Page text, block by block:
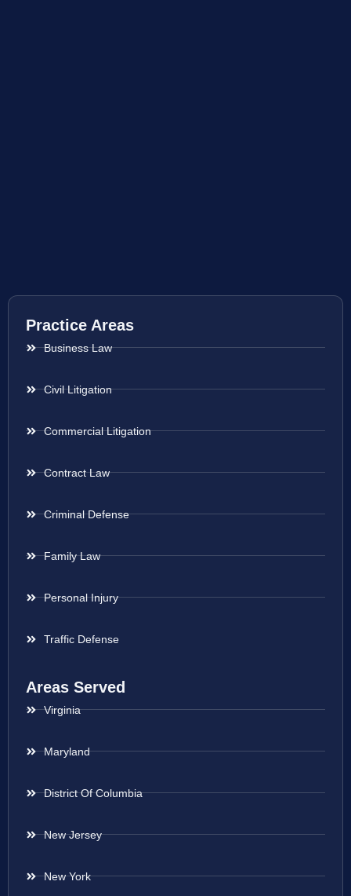
Practice Areas
Business Law
Civil Litigation
Commercial Litigation
Contract Law
Criminal Defense
Family Law
Personal Injury
Traffic Defense
Areas Served
Virginia
Maryland
District Of Columbia
New Jersey
New York